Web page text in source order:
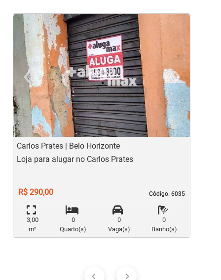
‹
Previous
›
Carlos Prates | Belo Horizonte
Código. 6035
Código. 6035
Loja para alugar no Carlos Prates
R$ 290,00
3,00
m²
0
Quarto(s)
0
Vaga(s)
0
Banho(s)